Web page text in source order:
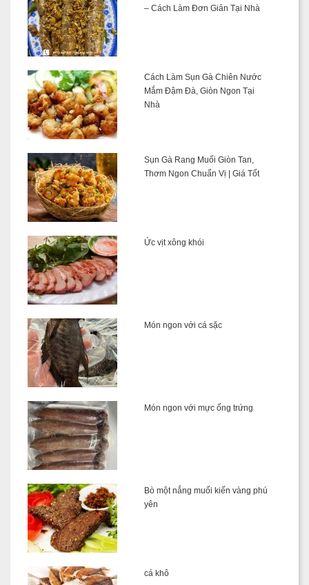
– Cách Làm Đơn Giản Tại Nhà
Cách Làm Sụn Gà Chiên Nước
Mắm Đậm Đà, Giòn Ngon Tại
Nhà
Sụn Gà Rang Muối Giòn Tan,
Thơm Ngon Chuẩn Vị | Giá Tốt
Ức vịt xông khói
Món ngon với cá sặc
Món ngon với mực ống trứng
Bò một nắng muối kiến vàng phú
yên
cá khô